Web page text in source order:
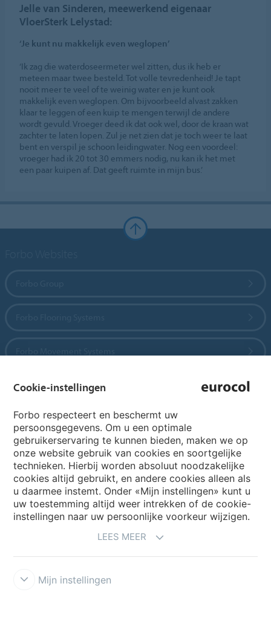
Jelle van Sinderen, meewerkend eigenaar
VloerSterk Lelystad:
‘Je kunt nu makkelijk even weglopen’
‘Ik zag die waterdoseermeter wel zitten, dus ik heb er
meteen maar twee besteld. Tot volle tevredenheid! Je tapt
nooit meer te veel of te weinig water en je kunt ook
makkelijk even weglopen. Om bijvoorbeeld alvast zakken
klaar te leggen of een kuip te mengen terwijl de andere
wordt gevuld. Vroeger deed ik dat ook wel, door de kraan wat
zachter te laten lopen. Zul je net zien dat je toch weer te laat
bent en verspil je schoon leidingwater. Nog een voordeel:
vroeger had ik 20 tot 30 emmers nodig, nu kan ik het met
een paar kuipen af. Dat geeft ruimte in mijn bus.’
Choose your country
My Forbo
Archief webinars
Archief webinars architecten
Cookie-instellingen
Forbo respecteert en beschermt uw
persoonsgegevens. Om u een optimale
gebruikerservaring te kunnen bieden, maken we op
onze website gebruik van cookies en soortgelijke
technieken. Hierbij worden absoluut noodzakelijke
cookies altijd gebruikt, en andere cookies alleen als
u daarmee instemt. Onder «Mijn instellingen» kunt u
uw toestemming altijd weer intrekken of de cookie-
instellingen naar uw persoonlijke voorkeur wijzigen.
LEES MEER
Mijn instellingen